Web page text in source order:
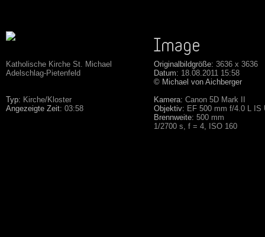
Katholische Kirche St. Michael
Adelschlag-Pietenfeld
Typ: Kirche/Kloster
Angezeigte Zeit: 03:58
Originalbildgröße: 3636 x 3636
Datum: 18.08.2011 15:58
© Michael von Aichberger
Kamera: Canon 5D Mark II
Objektiv: EF 500 mm f/4.0 L IS
Brennweite: 500 mm
1/2700 s, f = 4, ISO 160